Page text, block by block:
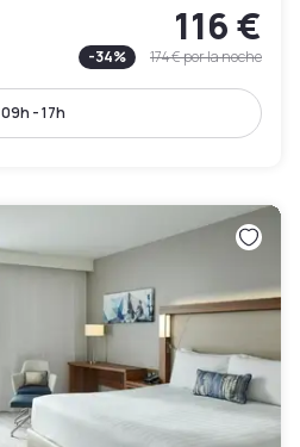
116 €
-34% 174 €por la noche
09h - 17h